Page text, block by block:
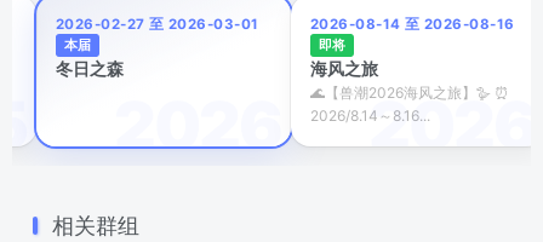
2026-02-27 至 2026-03-01
本届
冬日之森
2026-08-14 至 2026-08-16
即将
海风之旅
🌊【兽潮2026海风之旅】🪿 ⏰
2026/8.14～8.16...
相关群组